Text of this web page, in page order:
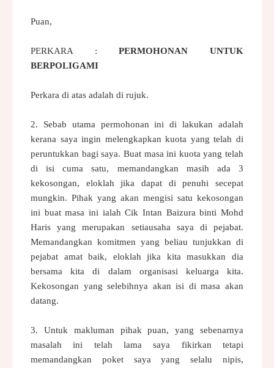
Puan,
PERKARA :PERMOHONAN UNTUK
BERPOLIGAMI
Perkara di atas adalah di rujuk.
2. Sebab utama permohonan ini di lakukan adalah
kerana saya ingin melengkapkan kuota yang telah di
peruntukkan bagi saya. Buat masa ini kuota yang telah
di isi cuma satu, memandangkan masih ada 3
kekosongan, eloklah jika dapat di penuhi secepat
mungkin. Pihak yang akan mengisi satu kekosongan
ini buat masa ini ialah Cik Intan Baizura binti Mohd
Harisyang merupakan setiausaha saya di pejabat.
Memandangkan komitmen yang beliau tunjukkan di
pejabat amat baik, eloklah jika kita masukkan dia
bersamakita di dalam organisasi keluarga kita.
Kekosongan yang selebihnya akan isi di masa akan
datang.
3. Untuk makluman pihak puan, yang sebenarnya
masalah ini telah lama saya
fikirkan tetapi
memandangkan poket saya yang selalu nipis,